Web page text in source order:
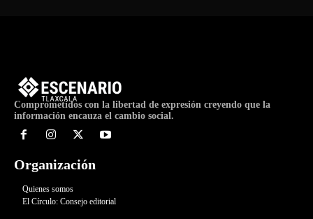
Comprometidos con la libertad de expresión creyendo que la
información encauza el cambio social.
Organización
Quienes somos
El Círculo: Consejo editorial